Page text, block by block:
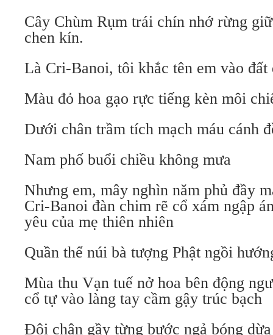
Cây Chùm Rụm trái chín nhớ rừng
chen kín.
Là Cri-Banoi, tôi khắc tên em vào đất
Màu đỏ hoa gạo rực tiếng kèn môi
Dưới chân trầm tích mạch máu cánh
Nam phố buổi chiều không mưa
Nhưng em, mây nghìn năm phủ đầy
Cri-Banoi đàn chim rẽ cổ xám ngập
yêu của mẹ thiên nhiên
Quần thể núi bà tượng Phật ngồi
Mùa thu Vạn tuế nở hoa bên động
cổ tự vào làng tay cầm gậy trúc bạch
Đôi chân gầy từng bước ngả bóng